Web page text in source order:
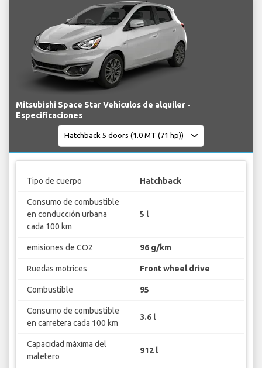
Mitsubishi Space Star Vehículos de alquiler -
Especificaciones
Tipo de cuerpo Hatchback
Consumo de combustible
en conducción urbana
cada 100 km
5 l
emisiones de CO2 96 g/km
Ruedas motrices Front wheel drive
Combustible 95
Consumo de combustible
en carretera cada 100 km
3.6 l
Capacidad máxima del
maletero
912 l